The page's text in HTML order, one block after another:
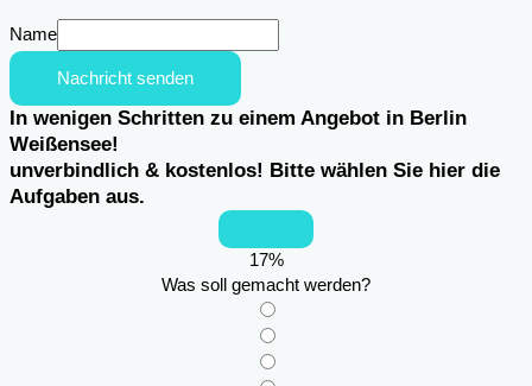
Name
Nachricht senden
In wenigen Schritten zu einem Angebot in Berlin
Weißensee!
unverbindlich & kostenlos! Bitte wählen Sie hier die
Aufgaben aus.
17%
Was soll gemacht werden?